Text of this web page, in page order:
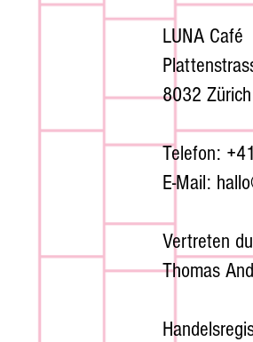
LUNA Café
8032 Zürich
Telefon:
E-Mail:
Vertreten
Thomas